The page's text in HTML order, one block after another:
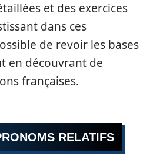
et des exercices
dans ces
de revoir les bases
en découvrant de
françaises.
RELATIFS